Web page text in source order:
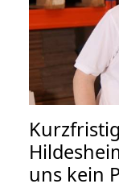
uns kein